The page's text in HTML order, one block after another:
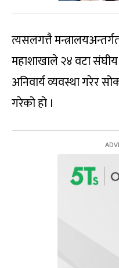
त्यसलगत्तै
महाशाखाले २४ वटा संघीय
अनिवार्य व्यवस्था गरेर
गरेको हो ।